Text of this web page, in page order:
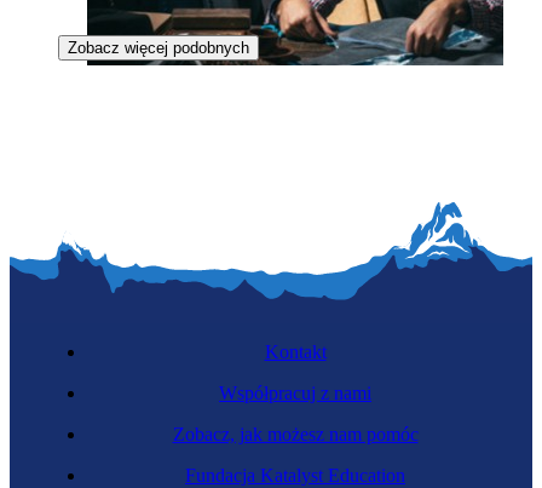
Zobacz więcej podobnych
Kontakt
Współpracuj z nami
Zobacz, jak możesz nam pomóc
Fundacja Katalyst Education